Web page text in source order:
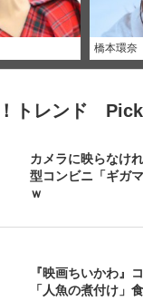
橋本環奈
トレンド
カメラに映らなけ
型コンビニ「ギガ
ｗ
『映画ちいかわ
「人魚の煮付け」